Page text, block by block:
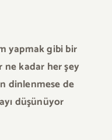
yapmak gibi bir
ne kadar her şey
dinlenmese de
düşünüyor